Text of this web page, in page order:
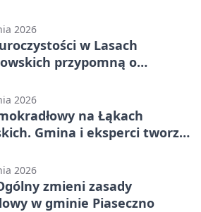
2026
w Lasach
przypomną o
2026
na Łąkach
Gmina i eksperci tworzą
2026
zmieni zasady
w gminie Piaseczno